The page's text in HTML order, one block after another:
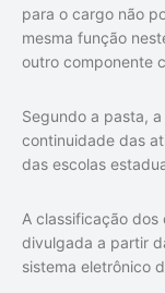
para o cargo não
mesma função
outro componente
Segundo a pasta,
continuidade das
das escolas
A classificação
divulgada a partir
sistema eletrônico